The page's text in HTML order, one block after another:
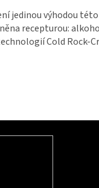
jedinou výhodou této
recepturou:
Cold Rock-